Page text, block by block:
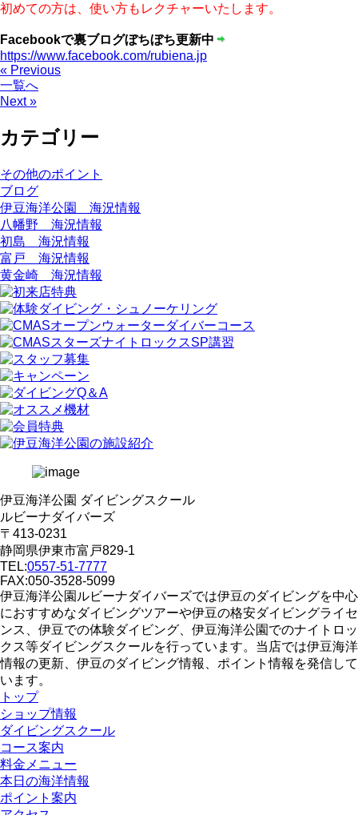
初めての方は、使い方もレクチャーいたします。
Facebookで裏ブログぼちぼち更新中
https://www.facebook.com/rubiena.jp
« Previous
一覧へ
Next »
カテゴリー
その他のポイント
ブログ
伊豆海洋公園 海況情報
八幡野 海況情報
初島 海況情報
富戸 海況情報
黄金崎 海況情報
伊豆海洋公園 ダイビングスクール
ルビーナダイバーズ
〒413-0231
静岡県伊東市富戸829-1
TEL:0557-51-7777
FAX:050-3528-5099
伊豆海洋公園ルビーナダイバーズでは伊豆のダイビングを中心
におすすめなダイビングツアーや伊豆の格安ダイビングライセ
ンス、伊豆での体験ダイビング、伊豆海洋公園でのナイトロッ
クス等ダイビングスクールを行っています。当店では伊豆海洋
情報の更新、伊豆のダイビング情報、ポイント情報を発信して
います。
トップ
ショップ情報
ダイビングスクール
コース案内
料金メニュー
本日の海洋情報
ポイント案内